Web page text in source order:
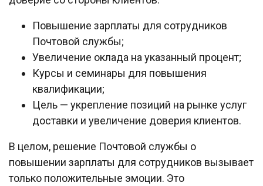
Повышение зарплаты для сотрудников
Почтовой службы;
Увеличение оклада на указанный процент;
Курсы и семинары для повышения
квалификации;
Цель — укрепление позиций на рынке услуг
доставки и увеличение доверия клиентов.
В целом, решение Почтовой службы о
повышении зарплаты для сотрудников вызывает
только положительные эмоции. Это